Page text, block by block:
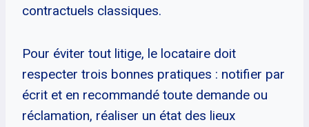
contractuels classiques.
Pour éviter tout litige, le locataire doit
respecter trois bonnes pratiques : notifier par
écrit et en recommandé toute demande ou
réclamation, réaliser un état des lieux